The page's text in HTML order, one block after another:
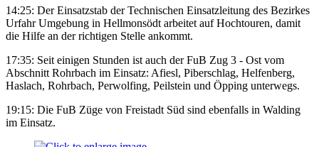
14:25: Der Einsatzstab der Technischen Einsatzleitung des Bezirkes
Urfahr Umgebung in Hellmonsödt arbeitet auf Hochtouren, damit
die Hilfe an der richtigen Stelle ankommt.
17:35: Seit einigen Stunden ist auch der FuB Zug 3 - Ost vom
Abschnitt Rohrbach im Einsatz: Afiesl, Piberschlag, Helfenberg,
Haslach, Rohrbach, Perwolfing, Peilstein und Öpping unterwegs.
19:15: Die FuB Züge von Freistadt Süd sind ebenfalls in Walding
im Einsatz.